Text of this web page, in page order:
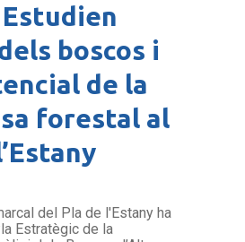
Estudien
boscos i
de la
forestal al
del Pla de l'Estany ha
Estratègic de la